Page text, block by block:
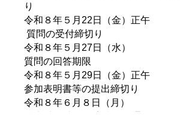
り
令和８年５月22日（金）正午
質問の受付締切り
令和８年５月27日（水）
質問の回答期限
令和８年５月29日（金）正午
参加表明書等の提出締切り
令和８年６月８日（月）